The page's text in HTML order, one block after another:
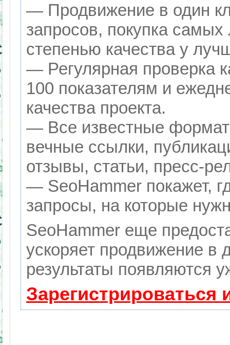
— Продвижение в один
запросов, покупка
степенью качества у
— Регулярная проверка
100 показателям и
качества проекта.
— Все известные
вечные ссылки,
отзывы, статьи, пресс-
— SeoHammer покажет,
запросы, на которые
SeoHammer еще
ускоряет продвижение в
результаты появляются